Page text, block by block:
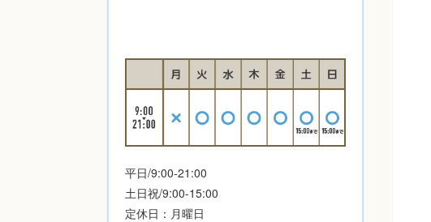
平日/9:00-21:00
土日祝/9:00-15:00
定休日：月曜日